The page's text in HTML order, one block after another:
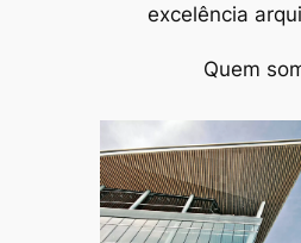
excelência
Quem